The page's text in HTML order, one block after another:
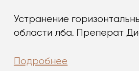
Устранение
области лба. Преперат
Подробнее